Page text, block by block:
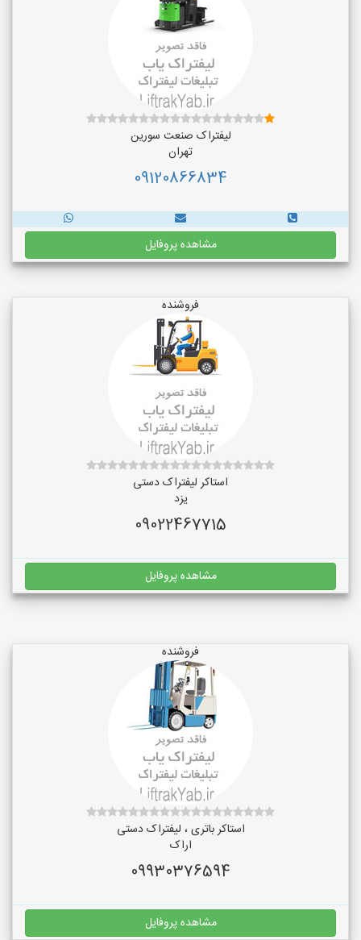
لیفتراک صنعت سورین
تهران
09120866834
مشاهده پروفایل
فروشنده
استاکر لیفتراک دستی
یزد
09022467715
مشاهده پروفایل
فروشنده
استاکر باتری ، لیفتراک دستی
اراک
09930376594
مشاهده پروفایل